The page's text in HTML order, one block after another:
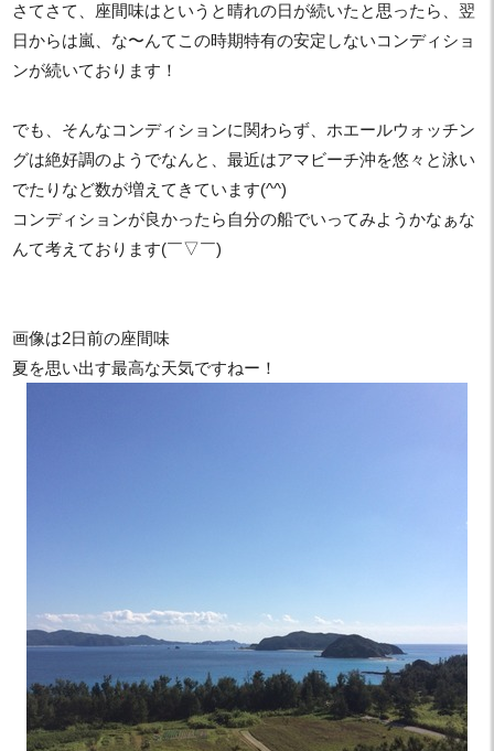
さてさて、座間味はというと晴れの日が続いたと思ったら、翌
日からは嵐、な〜んてこの時期特有の安定しないコンディショ
ンが続いております！
でも、そんなコンディションに関わらず、ホエールウォッチン
グは絶好調のようでなんと、最近はアマビーチ沖を悠々と泳い
でたりなど数が増えてきています(^^)
コンディションが良かったら自分の船でいってみようかなぁな
んて考えております(￣▽￣)
画像は2日前の座間味
夏を思い出す最高な天気ですねー！